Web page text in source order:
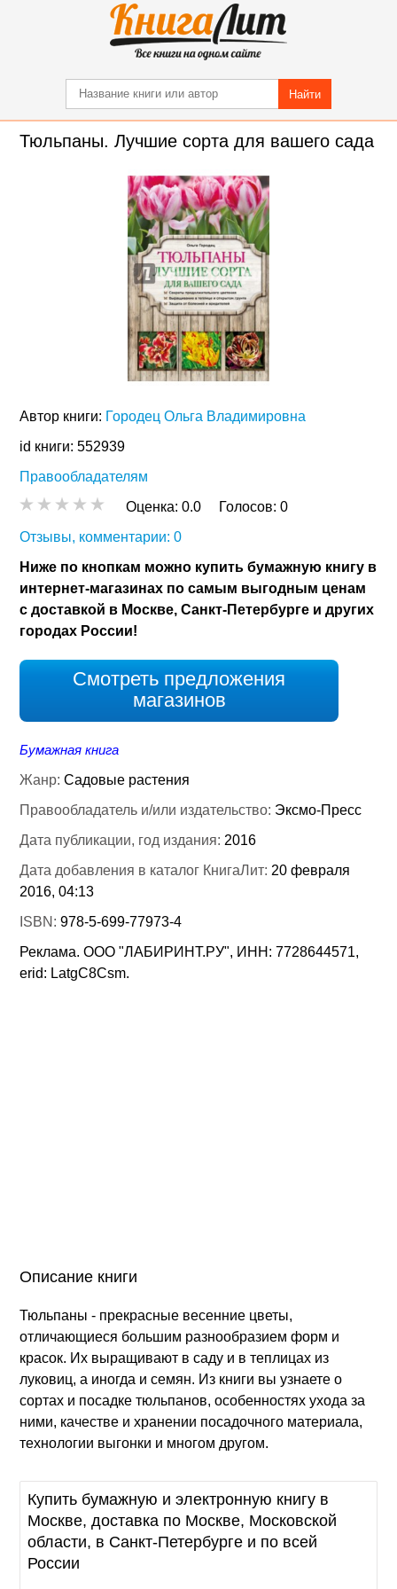
Найти
Тюльпаны. Лучшие сорта для вашего сада
Автор книги: Городец Ольга Владимировна
id книги: 552939
Правообладателям
Оценка:0.0 Голосов:0
Отзывы, комментарии: 0
Ниже по кнопкам можно купить бумажную книгу в
интернет-магазинах по самым выгодным ценам
с доставкой в Москве, Санкт-Петербурге и других
городах России!
Смотреть предложения
магазинов
Бумажная книга
Жанр:Садовые растения
Правообладатель и/или издательство: Эксмо-Пресс
Дата публикации, год издания: 2016
Дата добавления в каталог КнигаЛит: 20 февраля
2016, 04:13
ISBN:978-5-699-77973-4
Реклама. ООО "ЛАБИРИНТ.РУ", ИНН: 7728644571,
erid: LatgC8Csm.
Описание книги
Тюльпаны - прекрасные весенние цветы,
отличающиеся большим разнообразием форм и
красок. Их выращивают в саду и в теплицах из
луковиц, а иногда и семян. Из книги вы узнаете о
сортах и посадке тюльпанов, особенностях ухода за
ними, качестве и хранении посадочного материала,
технологии выгонки и многом другом.
Купить бумажную и электронную книгу в
Москве, доставка по Москве, Московской
области, в Санкт-Петербурге и по всей
России